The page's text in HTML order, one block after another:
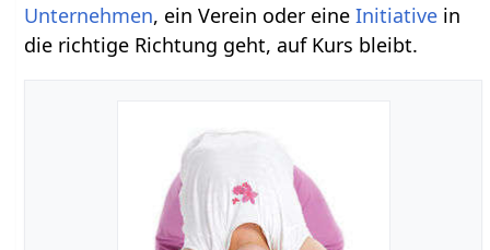
Unternehmen, ein Verein oder eineInitiative in
die richtige Richtung geht, auf Kurs bleibt.